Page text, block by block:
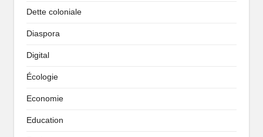
Dette coloniale
Diaspora
Digital
Écologie
Economie
Education